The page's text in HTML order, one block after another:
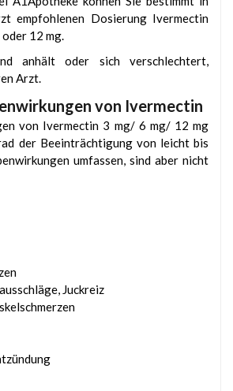
empfohlenen Dosierung Ivermectin
oder 12 mg.
anhält oder sich verschlechtert,
Arzt.
von Ivermectin
von Ivermectin 3 mg/ 6 mg/ 12 mg
der Beeinträchtigung von leicht bis
umfassen, sind aber nicht
Juckreiz